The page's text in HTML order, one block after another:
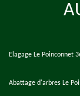
Elagage Le Poinconnet
Abattage d'arbres Le